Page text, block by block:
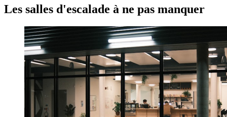
Les salles d'escalade à ne pas manquer